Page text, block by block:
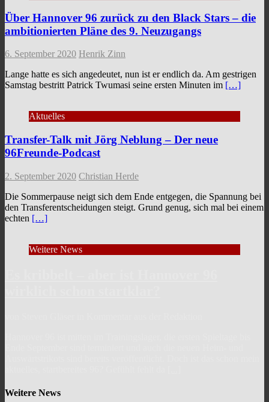
Über Hannover 96 zurück zu den Black Stars – die
ambitionierten Pläne des 9. Neuzugangs
6. September 2020 Henrik Zinn
Lange hatte es sich angedeutet, nun ist er endlich da. Am gestrigen
Samstag bestritt Patrick Twumasi seine ersten Minuten im […]
Aktuelles
Transfer-Talk mit Jörg Neblung – Der neue
96Freunde-Podcast
2. September 2020 Christian Herde
Die Sommerpause neigt sich dem Ende entgegen, die Spannung bei
den Transferentscheidungen steigt. Grund genug, sich mal bei einem
echten […]
Weitere News
Weitere News